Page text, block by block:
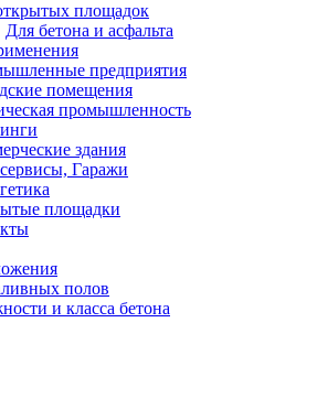
площадок
Для бетона и асфальта
предприятия
помещения
промышленность
здания
Гаражи
площадки
полов
и класса бетона